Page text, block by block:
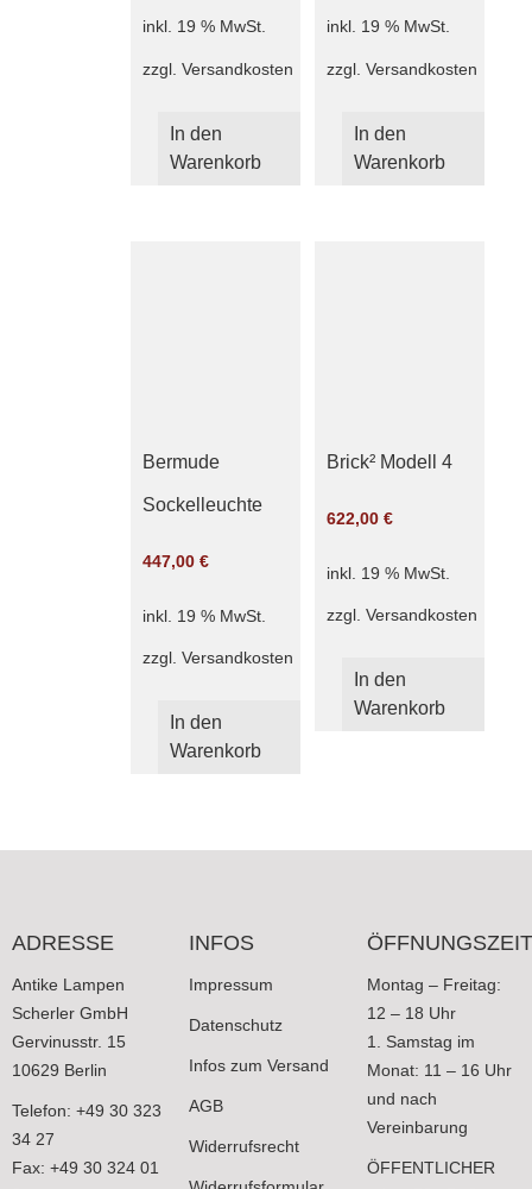
inkl. 19 % MwSt.
zzgl. Versandkosten
In den
Warenkorb
inkl. 19 % MwSt.
zzgl. Versandkosten
In den
Warenkorb
Bermude
Sockelleuchte
447,00 €
inkl. 19 % MwSt.
zzgl. Versandkosten
In den
Warenkorb
Brick² Modell 4
622,00 €
inkl. 19 % MwSt.
zzgl. Versandkosten
In den
Warenkorb
ADRESSE
Antike Lampen
Scherler GmbH
Gervinusstr. 15
10629 Berlin
Telefon: +49 30 323
34 27
Fax: +49 30 324 01
INFOS
Impressum
Datenschutz
Infos zum Versand
AGB
Widerrufsrecht
Montag – Freitag:
12 – 18 Uhr
1. Samstag im
Monat: 11 – 16 Uhr
und nach
Vereinbarung
ÖFFENTLICHER